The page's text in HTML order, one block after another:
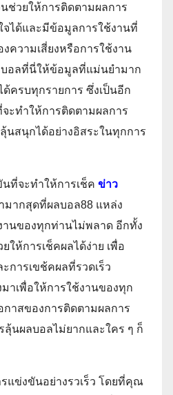
ช่วยให้การติดตามผลการ
ได้และมีข้อมูลการใช้งานที่
งความเสี่ยงหรือการใช้งาน
บอลที่นี่ให้ข้อมูลที่แม่นยำมาก
ครบทุกรายการ ซึ่งเป็นอีก
ะทำให้การติดตามผลการ
สนุกได้อย่างอิสระในทุกการ
ที่จะทำให้การเช็ค ข่าว
มากสุดที่ผลบอล88 แหล่ง
นของทุกท่านไม่พลาด อีกทั้ง
ให้การเช็คผลได้ง่าย เพื่อ
การเขช้คผลที่รวดเร็ว
มาเพื่อให้การใช้งานของทุก
าสของการติดตามผลการ
ลุ้นผลบอลไม่ยากและใคร ๆ ก็
แข่งขันอย่างรวเร็ว โดยที่คุณ